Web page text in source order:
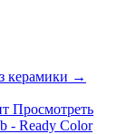
керамики →
Просмотреть
- Ready Color